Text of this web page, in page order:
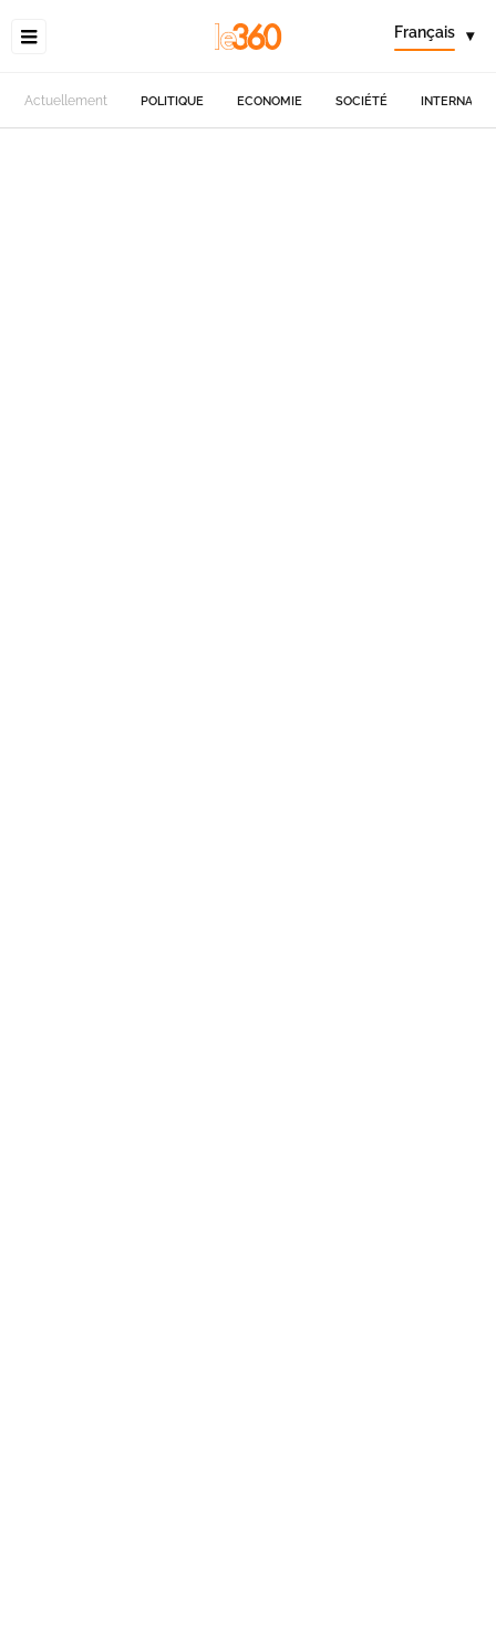
Français ▾
Actuellement POLITIQUE ECONOMIE SOCIÉTÉ